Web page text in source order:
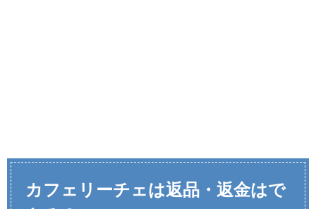
カフェリーチェは返品・返金はで